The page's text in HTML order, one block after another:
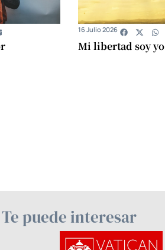
Mi libertad soy yo
16 Julio 2026
Te puede interesar